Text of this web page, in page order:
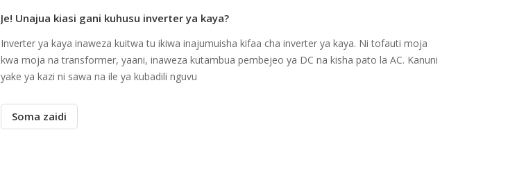
Je! Unajua kiasi gani kuhusu inverter ya kaya?
Inverter ya kaya inaweza kuitwa tu ikiwa inajumuisha kifaa cha inverter ya kaya. Ni tofauti moja
kwa moja na transformer, yaani, inaweza kutambua pembejeo ya DC na kisha pato la AC. Kanuni
yake ya kazi ni sawa na ile ya kubadili nguvu
Soma zaidi